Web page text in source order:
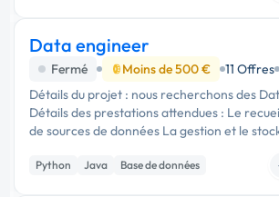
Data engineer
Fermé
Moins de 500 € 11 Offres
Détails du projet : nous recherchons des
Détails des prestations attendues : Le
de sources de données La gestion et le
grâce à la mise en place de solutions
Python Java Base de données